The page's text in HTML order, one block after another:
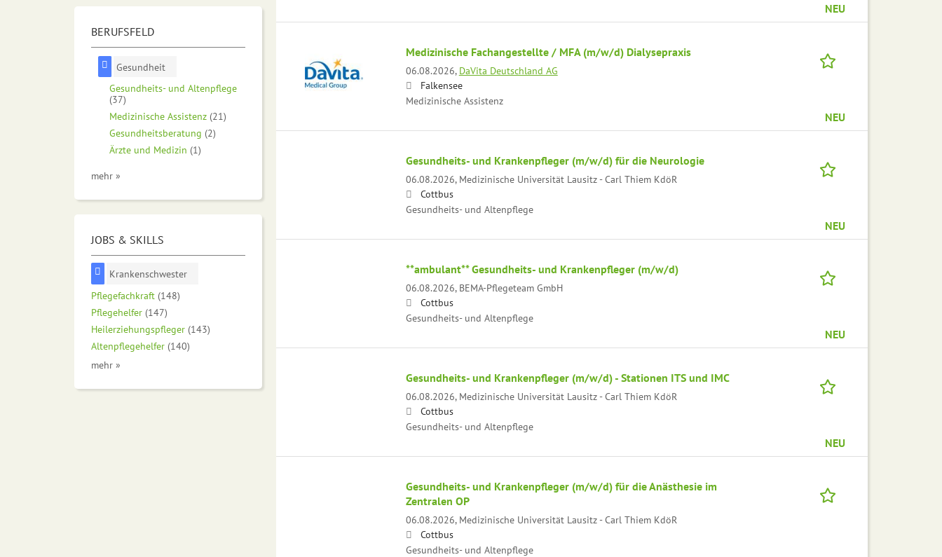
NEU
Medizinische Fachangestellte / MFA (m/w/d) Dialysepraxis
06.08.2026, DaVita Deutschland AG
Falkensee
Medizinische Assistenz
NEU
Gesundheits- und Krankenpfleger (m/w/d) für die Neurologie
06.08.2026, Medizinische Universität Lausitz - Carl Thiem KdöR
Cottbus
Gesundheits- und Altenpflege
NEU
**ambulant** Gesundheits- und Krankenpfleger (m/w/d)
06.08.2026, BEMA-Pflegeteam GmbH
Cottbus
Gesundheits- und Altenpflege
NEU
Gesundheits- und Krankenpfleger (m/w/d) - Stationen ITS und IMC
06.08.2026, Medizinische Universität Lausitz - Carl Thiem KdöR
Cottbus
Gesundheits- und Altenpflege
NEU
Gesundheits- und Krankenpfleger (m/w/d) für die Anästhesie im
Zentralen OP
06.08.2026, Medizinische Universität Lausitz - Carl Thiem KdöR
Cottbus
Gesundheits- und Altenpflege
BERUFSFELD
Gesundheit
Gesundheits- und Altenpflege
(37)
Medizinische Assistenz (21)
Gesundheitsberatung (2)
Ärzte und Medizin (1)
mehr »
JOBS & SKILLS
Krankenschwester
Pflegefachkraft (148)
Pflegehelfer (147)
Heilerziehungspfleger (143)
Altenpflegehelfer (140)
mehr »